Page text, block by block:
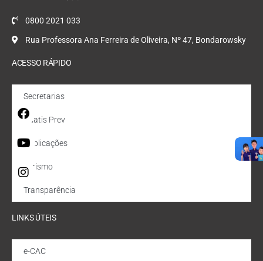
0800 2021 033
Rua Professora Ana Ferreira de Oliveira, Nº 47, Bondarowsky
ACESSO RÁPIDO
Secretarias
Quatis Prev
Publicações
Turismo
Transparência
LINKS ÚTEIS
e-CAC